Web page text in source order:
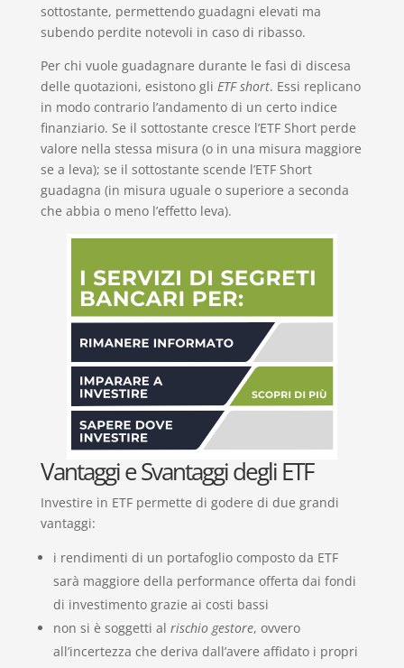
sottostante, permettendo guadagni elevati ma
subendo perdite notevoli in caso di ribasso.
Per chi vuole guadagnare durante le fasi di discesa
delle quotazioni, esistono gli ETF short. Essi replicano
in modo contrario l’andamento di un certo indice
finanziario. Se il sottostante cresce l’ETF Short perde
valore nella stessa misura (o in una misura maggiore
se a leva); se il sottostante scende l’ETF Short
guadagna (in misura uguale o superiore a seconda
che abbia o meno l’effetto leva).
Vantaggi e Svantaggi degli ETF
Investire in ETF permette di godere di due grandi
vantaggi:
i rendimenti di un portafoglio composto da ETF
sarà maggiore della performance offerta dai fondi
di investimento grazie ai costi bassi
non si è soggetti al rischio gestore, ovvero
all’incertezza che deriva dall’avere affidato i propri